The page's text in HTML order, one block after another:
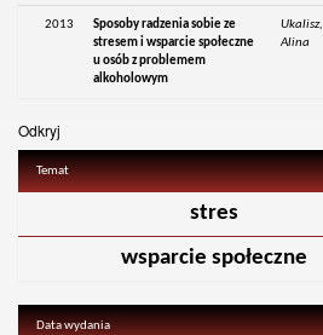
2013
Sposoby radzenia sobie ze
stresem i wsparcie społeczne
u osób z problemem
alkoholowym
Ukalisz,
Alina
Odkryj
Temat
stres
wsparcie społeczne
Data wydania